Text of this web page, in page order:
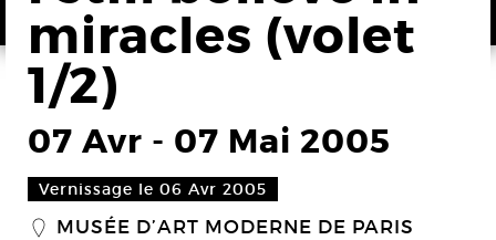
miracles (volet
1/2)
07 Avr - 07 Mai 2005
Vernissage le 06 Avr 2005
_ MUSÉE D’ART MODERNE DE PARIS